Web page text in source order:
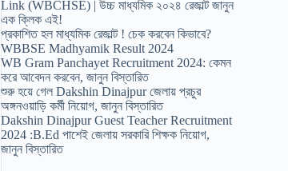
Link (WBCHSE) | উচ্চ মাধ্যমিক ২০২৪ রেজাল্ট জানুন
এক ক্লিক এই!
প্রকাশিত হল মাধ্যমিক রেজাল্ট ! চেক করবেন কিভাবে?
WBBSE Madhyamik Result 2024
WB Gram Panchayet Recruitment 2024: কেমন
করে আবেদন করবেন, জানুন বিস্তারিত
শুরু হয়ে গেল Dakshin Dinajpur জেলায় প্রচুর
অঙ্গনওয়াড়ি কর্মী নিয়োগ, জানুন বিস্তারিত
Dakshin Dinajpur Guest Teacher Recruitment
2024 :B.Ed পাশেই জেলায় সরকারি শিক্ষক নিয়োগ,
জানুন বিস্তারিত